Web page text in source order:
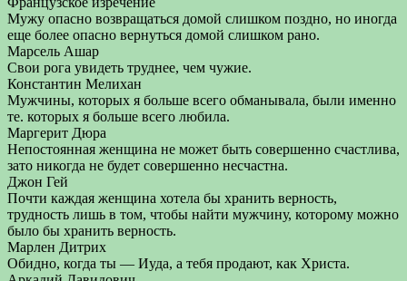
Мужу опасно возвращаться домой слишком поздно, но иногда
еще более опасно вернуться домой слишком рано.
Марсель Ашар
Свои рога увидеть труднее, чем чужие.
Константин Мелихан
Мужчины, которых я больше всего обманывала, были именно
те. которых я больше всего любила.
Маргерит Дюра
Непостоянная женщина не может быть совершенно счастлива,
зато никогда не будет совершенно несчастна.
Джон Гей
Почти каждая женщина хотела бы хранить верность,
трудность лишь в том, чтобы найти мужчину, которому можно
было бы хранить верность.
Марлен Дитрих
Обидно, когда ты — Иуда, а тебя продают, как Христа.